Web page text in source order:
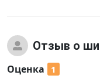
Отзыв о
Оценка 1